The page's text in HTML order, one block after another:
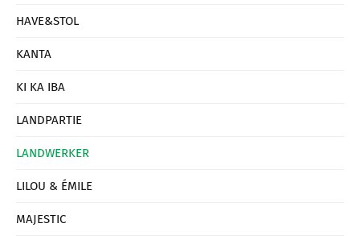
HAVE&STOL
KANTA
KI KA IBA
LANDPARTIE
LANDWERKER
LILOU & ÉMILE
MAJESTIC